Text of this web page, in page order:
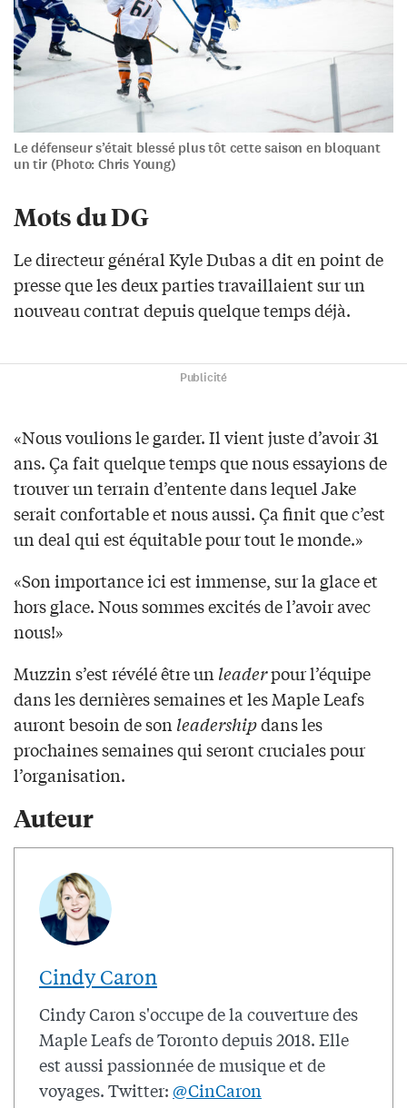
Le défenseur s’était blessé plus tôt cette saison en bloquant
un tir (Photo: Chris Young)
Mots du DG
Le directeur général Kyle Dubas a dit en point de
presse que les deux parties travaillaient sur un
nouveau contrat depuis quelque temps déjà.
Publicité
«Nous voulions le garder. Il vient juste d’avoir 31
ans. Ça fait quelque temps que nous essayions de
trouver un terrain d’entente dans lequel Jake
serait confortable et nous aussi. Ça finit que c’est
un deal qui est équitable pour tout le monde.»
«Son importance ici est immense, sur la glace et
hors glace. Nous sommes excités de l’avoir avec
nous!»
Muzzin s’est révélé être un leaderpour l’équipe
dans les dernières semaines et les Maple Leafs
auront besoin de son leadershipdans les
prochaines semaines qui seront cruciales pour
l’organisation.
Auteur
Cindy Caron
Cindy Caron s'occupe de la couverture des
Maple Leafs de Toronto depuis 2018. Elle
est aussi passionnée de musique et de
voyages. Twitter: @CinCaron